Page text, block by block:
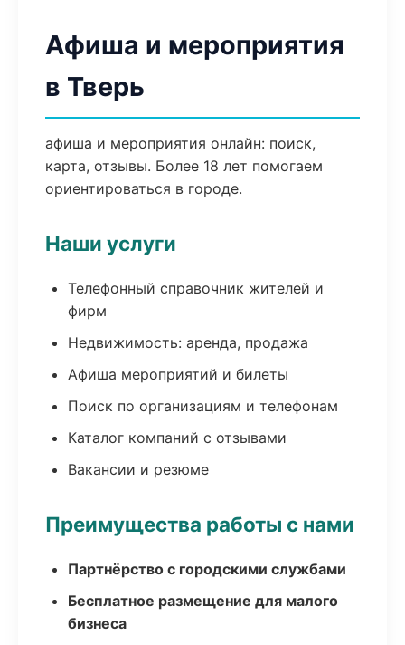
Афиша и мероприятия
в Тверь
афиша и мероприятия онлайн: поиск,
карта, отзывы. Более 18 лет помогаем
ориентироваться в городе.
Наши услуги
Телефонный справочник жителей и
фирм
Недвижимость: аренда, продажа
Афиша мероприятий и билеты
Поиск по организациям и телефонам
Каталог компаний с отзывами
Вакансии и резюме
Преимущества работы с нами
Партнёрство с городскими службами
Бесплатное размещение для малого
бизнеса